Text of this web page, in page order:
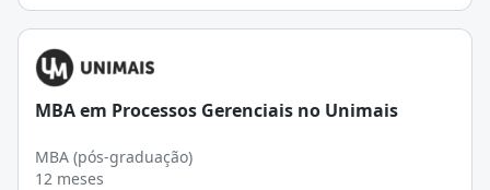
MBA em Processos Gerenciais no Unimais
MBA (pós-graduação)
12 meses